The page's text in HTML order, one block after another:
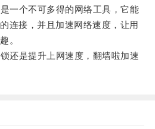
个不可多得的网络工具，它能
连接，并且加速网络速度，让用
。
是提升上网速度，翻墙啦加速